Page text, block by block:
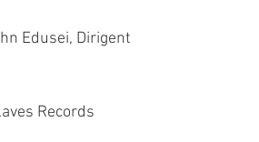
Edusei, Dirigent
Records